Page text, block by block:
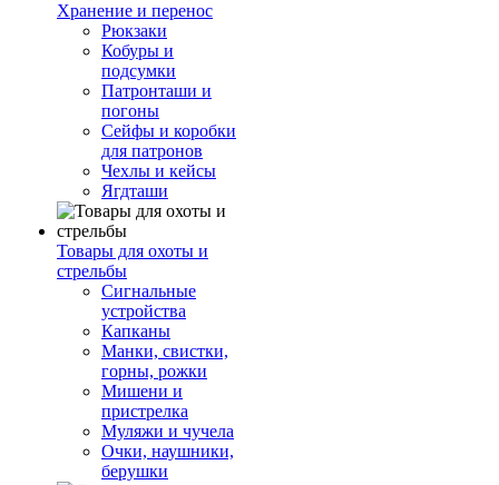
Хранение и перенос
Рюкзаки
Кобуры и
подсумки
Патронташи и
погоны
Сейфы и коробки
для патронов
Чехлы и кейсы
Ягдташи
Товары для охоты и
стрельбы
Сигнальные
устройства
Капканы
Манки, свистки,
горны, рожки
Мишени и
пристрелка
Муляжи и чучела
Очки, наушники,
берушки